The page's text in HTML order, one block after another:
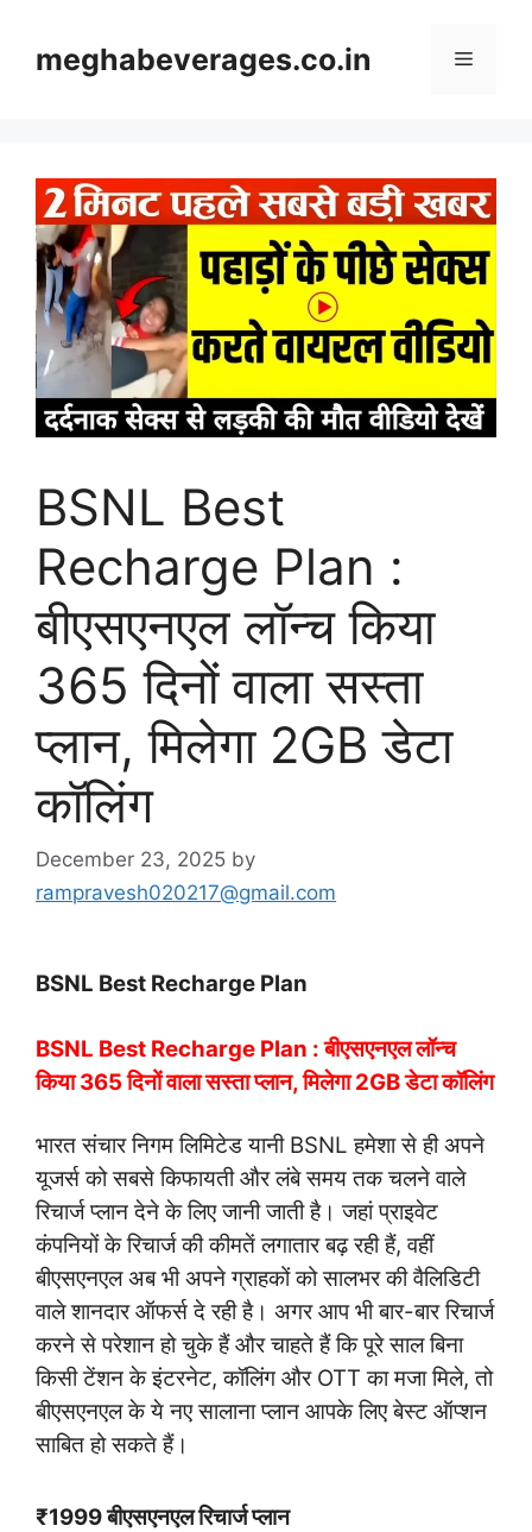
contentmeghabeverages.co.in Menu
BSNL Best
Recharge Plan :
बीएसएनएल लॉन्च किया
365 दिनों वाला सस्ता
प्लान, मिलेगा 2GB डेटा
कॉलिंग
December 23, 2025 by
rampravesh020217@gmail.com
BSNL Best Recharge Plan
BSNL Best Recharge Plan : बीएसएनएल लॉन्च
किया 365 दिनों वाला सस्ता प्लान, मिलेगा 2GB डेटा कॉलिंग
भारत संचार निगम लिमिटेड यानी BSNL हमेशा से ही अपने
यूजर्स को सबसे किफायती और लंबे समय तक चलने वाले
रिचार्ज प्लान देने के लिए जानी जाती है। जहां प्राइवेट
कंपनियों के रिचार्ज की कीमतें लगातार बढ़ रही हैं, वहीं
बीएसएनएल अब भी अपने ग्राहकों को सालभर की वैलिडिटी
वाले शानदार ऑफर्स दे रही है। अगर आप भी बार-बार रिचार्ज
करने से परेशान हो चुके हैं और चाहते हैं कि पूरे साल बिना
किसी टेंशन के इंटरनेट, कॉलिंग और OTT का मजा मिले, तो
बीएसएनएल के ये नए सालाना प्लान आपके लिए बेस्ट ऑप्शन
साबित हो सकते हैं।
₹1999 बीएसएनएल रिचार्ज प्लान